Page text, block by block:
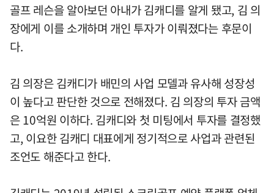
골프 레슨을 알아보던 아내가 김캐디를 알게 됐고, 김 의
장에게 이를 소개하며 개인 투자가 이뤄졌다는 후문이
다.
김 의장은 김캐디가 배민의 사업 모델과 유사해 성장성
이 높다고 판단한 것으로 전해졌다. 김 의장의 투자 금액
은 10억원 이하다. 김캐디와 첫 미팅에서 투자를 결정했
고, 이요한 김캐디 대표에게 정기적으로 사업과 관련된
조언도 해준다고 한다.